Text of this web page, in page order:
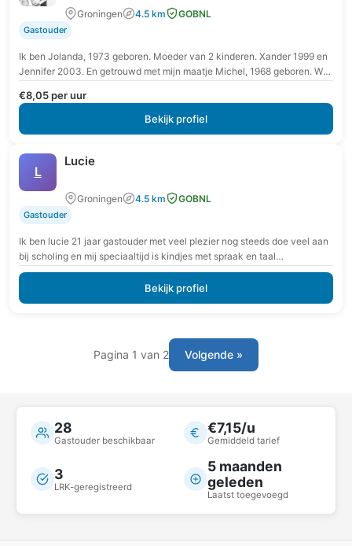
Groningen 4.5 km GOBNL
Gastouder
Ik ben Jolanda, 1973 geboren. Moeder van 2 kinderen. Xander 1999 en
Jennifer 2003. En getrouwd met mijn maatje Michel, 1968 geboren. We
€8,05 per uur
Bekijk profiel
L
Lucie
Groningen 4.5 km GOBNL
Gastouder
Ik ben lucie 21 jaar gastouder met veel plezier nog steeds doe veel aan
bij scholing en mij speciaaltijd is kindjes met spraak en taal…
Bekijk profiel
Pagina 1 van 2 Volgende »
28
Gastouder beschikbaar
€7,15/u
Gemiddeld tarief
3
LRK-geregistreerd
5 maanden
geleden
Laatst toegevoegd